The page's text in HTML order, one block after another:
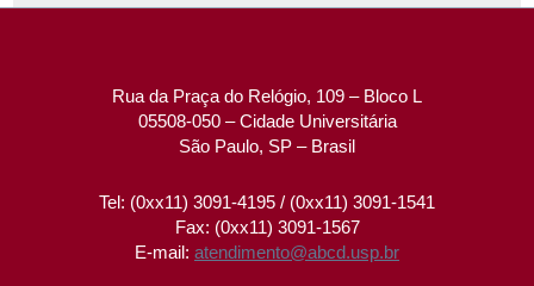
Rua da Praça do Relógio, 109 – Bloco L
05508-050 – Cidade Universitária
São Paulo, SP – Brasil
Tel: (0xx11) 3091-4195 / (0xx11) 3091-1541
Fax: (0xx11) 3091-1567
E-mail: atendimento@abcd.usp.br